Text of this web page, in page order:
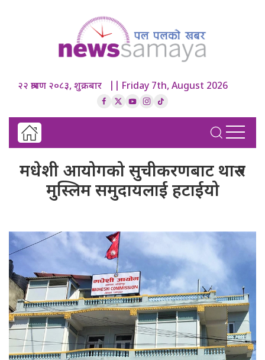
२२ श्रावण २०८३, शुक्रबार || Friday 7th, August 2026
मधेशी आयोगको सुचीकरणबाट थारु र
मुस्लिम समुदायलाई हटाईयो